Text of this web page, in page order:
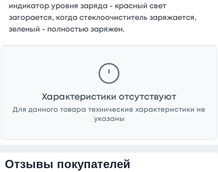
индикатор уровня заряда - красный свет
загорается, когда стеклоочиститель заряжается,
зеленый - полностью заряжен.
Характеристики отсутствуют
Для данного товара технические характеристики не
указаны
Отзывы покупателей